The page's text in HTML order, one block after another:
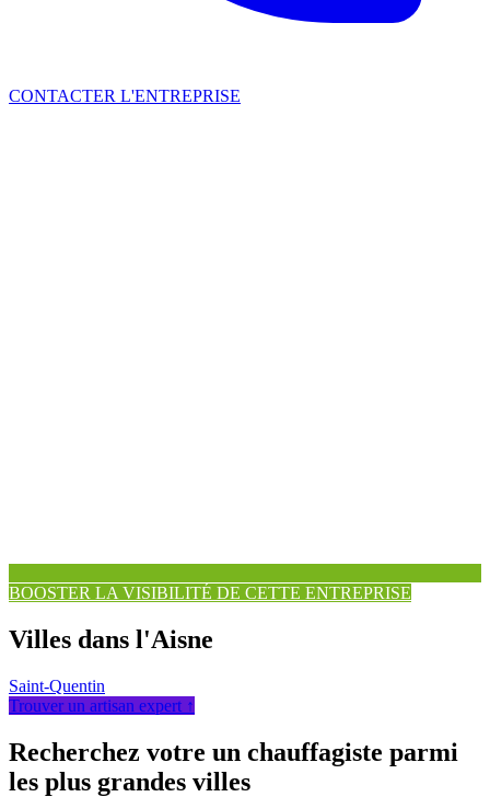
CONTACTER L'ENTREPRISE
BOOSTER LA VISIBILITÉ DE CETTE ENTREPRISE
Villes dans l'Aisne
Saint-Quentin
Trouver un artisan expert ↑
Recherchez votre un chauffagiste parmi
les plus grandes villes